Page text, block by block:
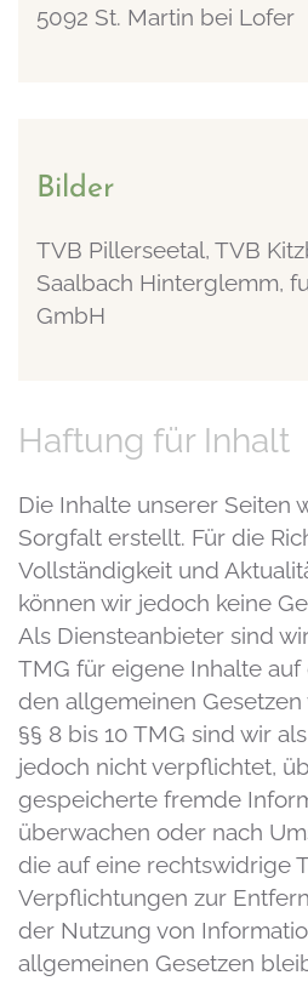
5092 St. Martin bei Lofer
Bilder
TVB Pillerseetal, TVB
Saalbach Hinterglemm,
GmbH
Haftung für Inhalt
Die Inhalte unserer Seiten
Sorgfalt erstellt. Für die
Vollständigkeit und
können wir jedoch keine
Als Diensteanbieter sind
TMG für eigene Inhalte auf
den allgemeinen
§§ 8 bis 10 TMG sind wir
jedoch nicht verpflichtet,
gespeicherte fremde
überwachen oder nach
die auf eine rechtswidrige
Verpflichtungen zur
der Nutzung von
allgemeinen Gesetzen